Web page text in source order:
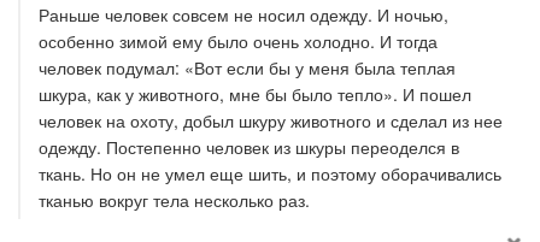
Раньше человек совсем не носил одежду. И ночью,
особенно зимой ему было очень холодно. И тогда
человек подумал: «Вот если бы у меня была теплая
шкура, как у животного, мне бы было тепло». И пошел
человек на охоту, добыл шкуру животного и сделал из нее
одежду. Постепенно человек из шкуры переоделся в
ткань. Но он не умел еще шить, и поэтому оборачивались
тканью вокруг тела несколько раз.